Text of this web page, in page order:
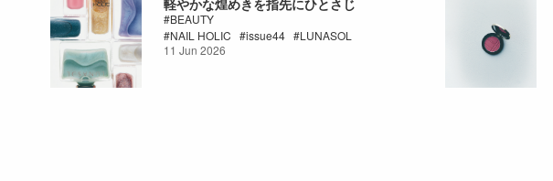
軽やかな煌めきを指先にひとさじ
BEAUTY
NAIL HOLIC
issue44
LUNASOL
11 Jun 2026